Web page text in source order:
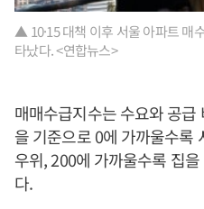
▲ 10·15 대책 이후 서울 아파트 매
타났다. <연합뉴스>
매매수급지수는 수요와 공
을 기준으로 0에 가까울수록
우위, 200에 가까울수록 집
다.